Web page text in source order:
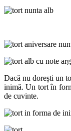
Dacă nu dorești un
inimă. Un tort în
de cuvinte.